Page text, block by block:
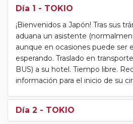
Día 1 - TOKIO
¡Bienvenidos a Japón! Tras sus
aduana un asistente
aunque en ocasiones puede ser
esperando. Traslado en
BUS) a su hotel. Tiempo libre.
información para el inicio de su
Día 2 - TOKIO